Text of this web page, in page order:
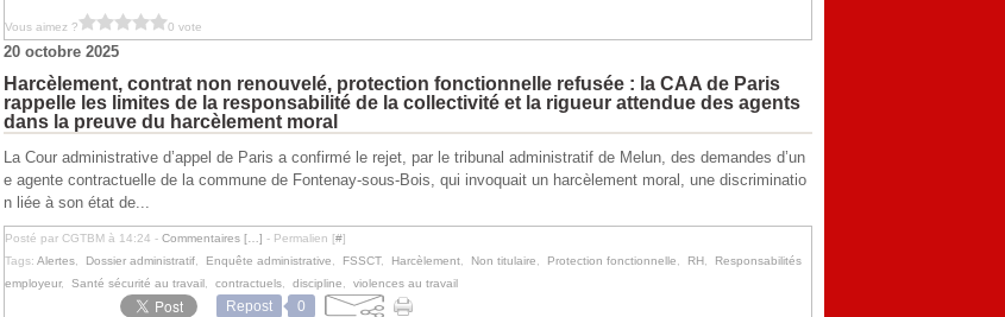
Vous aimez ? 0 vote
20 octobre 2025
Harcèlement, contrat non renouvelé, protection fonctionnelle refusée : la CAA de Paris
rappelle les limites de la responsabilité de la collectivité et la rigueur attendue des agents
dans la preuve du harcèlement moral
La Cour administrative d’appel de Paris a confirmé le rejet, par le tribunal administratif de Melun, des demandes d’un
e agente contractuelle de la commune de Fontenay-sous-Bois, qui invoquait un harcèlement moral, une discriminatio
n liée à son état de...
Posté par CGTBM à 14:24 - Commentaires [ ] - Permalien [#]
Tags: Alertes Dossier administratif Enquête administrative FSSCT, Harcèlement Non titulaire Protection fonctionnelle RH
Responsabilités
employeur, Santé sécurité au travail contractuels discipline violences au travail
Repost 0